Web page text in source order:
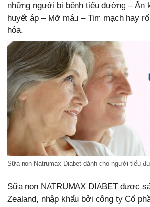
những người bị bệnh tiểu đường – Ăn
huyết áp – Mỡ máu – Tim mạch hay
hóa.
Sữa non Natrumax Diabet dành cho người tiểu
Sữa non NATRUMAX DIABET được
Zealand, nhập khẩu bởi công ty Cổ